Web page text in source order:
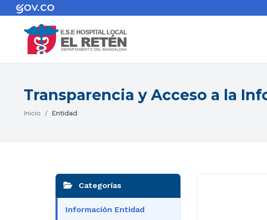
Transparencia y Acceso a la
Inicio / Entidad
Categorías
Información Entidad